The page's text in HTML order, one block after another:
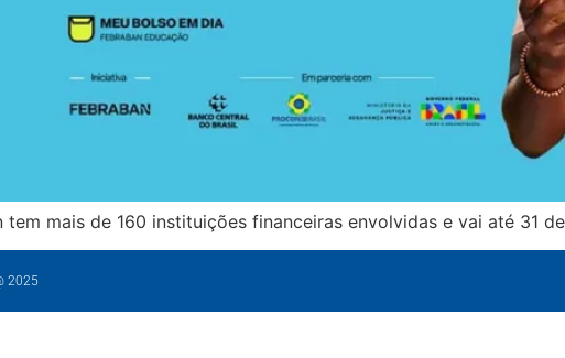
tem mais de 160 instituições financeiras envolvidas e vai até 31
2025